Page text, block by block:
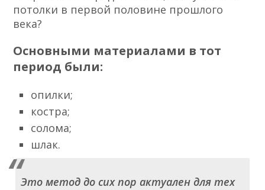
потолки в первой половине прошлого
века?
Основными материалами в тот
период были:
опилки;
костра;
солома;
шлак.
Это метод до сих пор актуален для тех